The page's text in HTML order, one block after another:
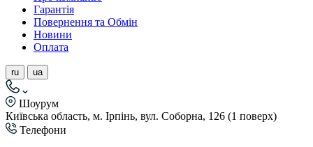
Гарантія
Повернення та Обмін
Новини
Оплата
ru ua
Шоурум
Київська область, м. Ірпінь, вул. Соборна, 126 (1 поверх)
Телефони